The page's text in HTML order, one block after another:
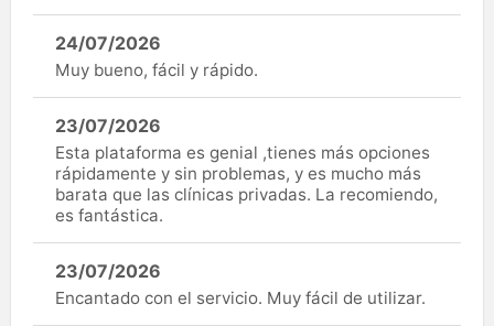
24/07/2026
Muy bueno, fácil y rápido.
23/07/2026
Esta plataforma es genial ,tienes más opciones
rápidamente y sin problemas, y es mucho más
barata que las clínicas privadas. La recomiendo,
es fantástica.
23/07/2026
Encantado con el servicio. Muy fácil de utilizar.